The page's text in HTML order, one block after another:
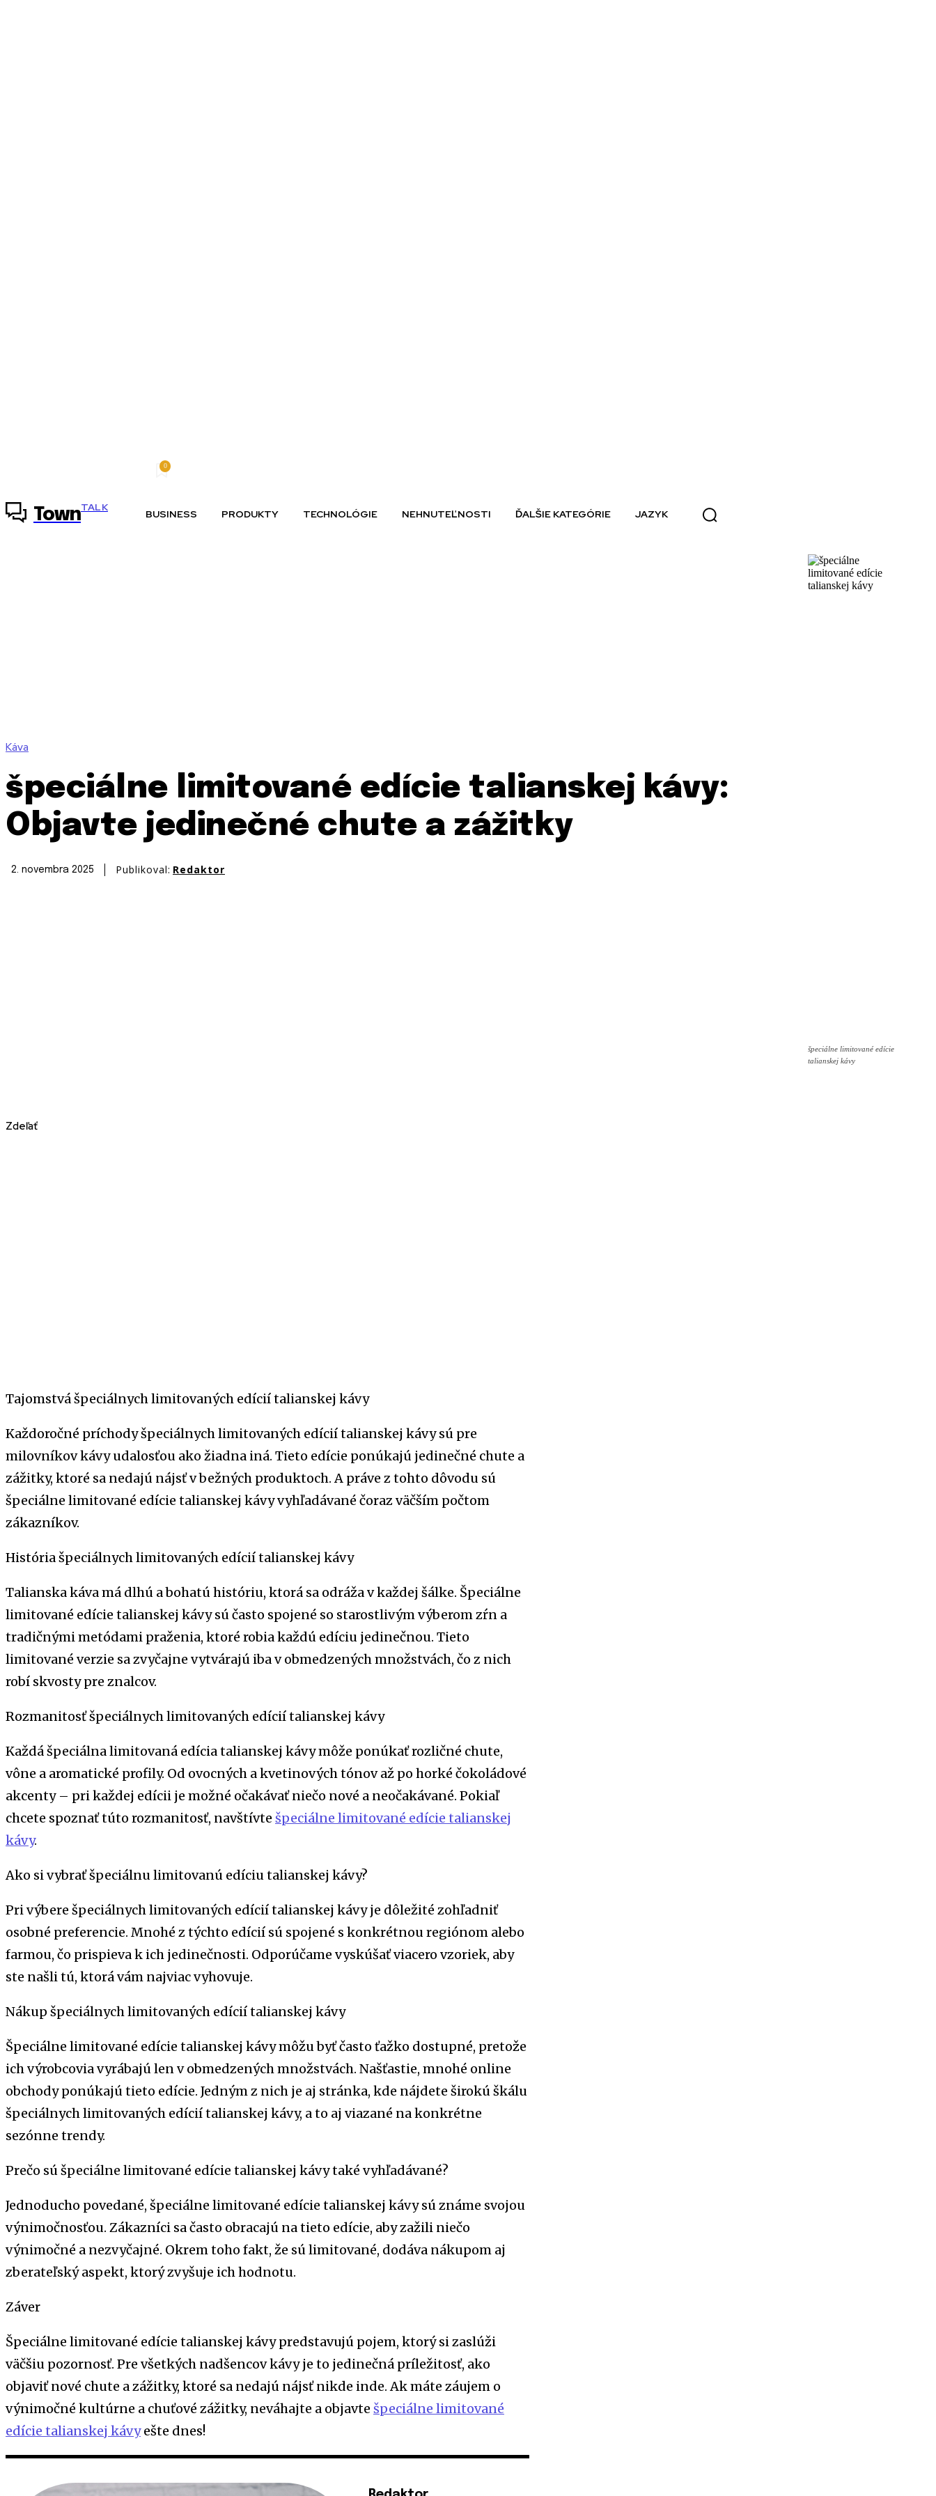
0
TownTALK
BUSINESS PRODUKTY TECHNOLÓGIE NEHNUTEĽNOSTI ĎALŠIE KATEGÓRIE JAZYK
Káva
špeciálne limitované edície talianskej kávy:
Objavte jedinečné chute a zážitky
2. novembra 2025 Publikoval: Redaktor
špeciálne limitované edície
talianskej kávy
Zdeľať
Tajomstvá špeciálnych limitovaných edícií talianskej kávy
Každoročné príchody špeciálnych limitovaných edícií talianskej kávy sú pre
milovníkov kávy udalosťou ako žiadna iná. Tieto edície ponúkajú jedinečné chute a
zážitky, ktoré sa nedajú nájsť v bežných produktoch. A práve z tohto dôvodu sú
špeciálne limitované edície talianskej kávy vyhľadávané čoraz väčším počtom
zákazníkov.
História špeciálnych limitovaných edícií talianskej kávy
Talianska káva má dlhú a bohatú históriu, ktorá sa odráža v každej šálke. Špeciálne
limitované edície talianskej kávy sú často spojené so starostlivým výberom zŕn a
tradičnými metódami praženia, ktoré robia každú edíciu jedinečnou. Tieto
limitované verzie sa zvyčajne vytvárajú iba v obmedzených množstvách, čo z nich
robí skvosty pre znalcov.
Rozmanitosť špeciálnych limitovaných edícií talianskej kávy
Každá špeciálna limitovaná edícia talianskej kávy môže ponúkať rozličné chute,
vône a aromatické profily. Od ovocných a kvetinových tónov až po horké čokoládové
akcenty – pri každej edícii je možné očakávať niečo nové a neočakávané. Pokiaľ
chcete spoznať túto rozmanitosť, navštívte špeciálne limitované edície talianskej
kávy.
Ako si vybrať špeciálnu limitovanú edíciu talianskej kávy?
Pri výbere špeciálnych limitovaných edícií talianskej kávy je dôležité zohľadniť
osobné preferencie. Mnohé z týchto edícií sú spojené s konkrétnou regiónom alebo
farmou, čo prispieva k ich jedinečnosti. Odporúčame vyskúšať viacero vzoriek, aby
ste našli tú, ktorá vám najviac vyhovuje.
Nákup špeciálnych limitovaných edícií talianskej kávy
Špeciálne limitované edície talianskej kávy môžu byť často ťažko dostupné, pretože
ich výrobcovia vyrábajú len v obmedzených množstvách. Našťastie, mnohé online
obchody ponúkajú tieto edície. Jedným z nich je aj stránka, kde nájdete širokú škálu
špeciálnych limitovaných edícií talianskej kávy, a to aj viazané na konkrétne
sezónne trendy.
Prečo sú špeciálne limitované edície talianskej kávy také vyhľadávané?
Jednoducho povedané, špeciálne limitované edície talianskej kávy sú známe svojou
výnimočnosťou. Zákazníci sa často obracajú na tieto edície, aby zažili niečo
výnimočné a nezvyčajné. Okrem toho fakt, že sú limitované, dodáva nákupom aj
zberateľský aspekt, ktorý zvyšuje ich hodnotu.
Záver
Špeciálne limitované edície talianskej kávy predstavujú pojem, ktorý si zaslúži
väčšiu pozornosť. Pre všetkých nadšencov kávy je to jedinečná príležitosť, ako
objaviť nové chute a zážitky, ktoré sa nedajú nájsť nikde inde. Ak máte záujem o
výnimočné kultúrne a chuťové zážitky, neváhajte a objavte špeciálne limitované
edície talianskej kávyešte dnes!